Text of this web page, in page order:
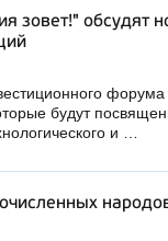
зовет!" обсудят
будут
и …